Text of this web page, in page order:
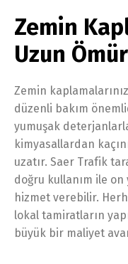
Zemin
Uzun
Zemin
düzenli bakım
yumuşak
kimyasallardan
uzatır. Saer Trafik
doğru kullanım ile
hizmet verebilir.
lokal tamiratların
büyük bir maliyet